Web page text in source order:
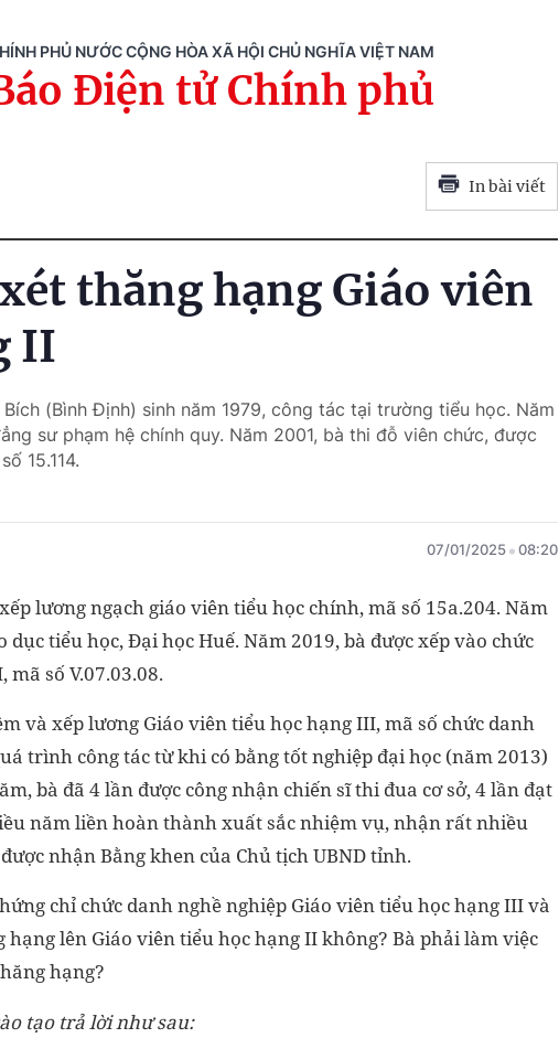
PHỦ NƯỚC CỘNG HÒA XÃ HỘI CHỦ NGHĨA VIỆT NAM
Điện tử Chính phủ
In bài viết
thăng hạng Giáo viên
II
(Bình Định) sinh năm 1979, công tác tại trường tiểu học. Năm
sư phạm hệ chính quy. Năm 2001, bà thi đỗ viên chức, được
15.114.
07/01/2025 08:20
lương ngạch giáo viên tiểu học chính, mã số 15a.204. Năm
tiểu học, Đại học Huế. Năm 2019, bà được xếp vào chức
số V.07.03.08.
và xếp lương Giáo viên tiểu học hạng III, mã số chức danh
trình công tác từ khi có bằng tốt nghiệp đại học (năm 2013)
bà đã 4 lần được công nhận chiến sĩ thi đua cơ sở, 4 lần đạt
năm liền hoàn thành xuất sắc nhiệm vụ, nhận rất nhiều
nhận Bằng khen của Chủ tịch UBND tỉnh.
chỉ chức danh nghề nghiệp Giáo viên tiểu học hạng III và
lên Giáo viên tiểu học hạng II không? Bà phải làm việc
hạng?
tạo trả lời như sau: